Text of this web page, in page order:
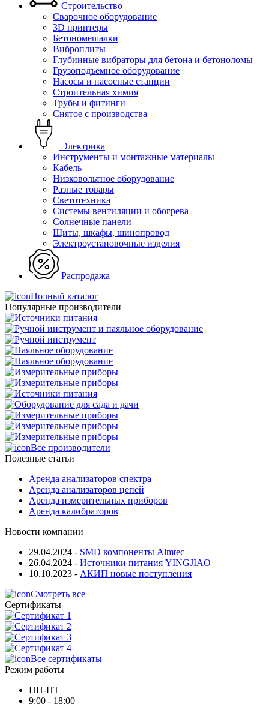
Строительство
Сварочное оборудование
3D принтеры
Бетономешалки
Виброплиты
Глубинные вибраторы для бетона и бетоноломы
Грузоподъемное оборудование
Насосы и насосные станции
Строительная химия
Трубы и фитинги
Снятое с производства
Электрика
Инструменты и монтажные материалы
Кабель
Низковольтное оборудование
Разные товары
Светотехника
Системы вентиляции и обогрева
Солнечные панели
Щиты, шкафы, шинопровод
Электроустановочные изделия
Распродажа
Полный каталог
Популярные производители
Все производители
Полезные статьи
Аренда анализаторов спектра
Аренда анализаторов цепей
Аренда измерительных приборов
Аренда калибраторов
Новости компании
29.04.2024 - SMD компоненты Aimtec
26.04.2024 - Источники питания YINGJIAO
10.10.2023 - АКИП новые поступления
Смотреть все
Сертификаты
Все сертификаты
Режим работы
ПН-ПТ
9:00 - 18:00